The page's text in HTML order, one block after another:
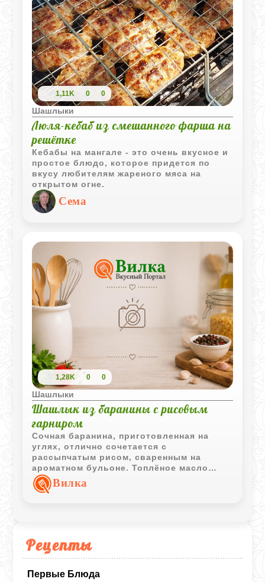
Рецепты
Первые Блюда
1,11K 0 0
Шашлыки
Люля-кебаб из смешанного фарша на
решётке
Кебабы на мангале - это очень вкусное и
простое блюдо, которое придется по
вкусу любителям жареного мяса на
открытом огне.
Сема
1,28K 0 0
Шашлыки
Шашлык из баранины с рисовым
гарниром
Сочная баранина, приготовленная на
углях, отлично сочетается с
рассыпчатым рисом, сваренным на
ароматном бульоне. Топлёное масло
делает шашлык ещё насыщеннее, а
свежий лук и лимон добавляют блюду
Вилка